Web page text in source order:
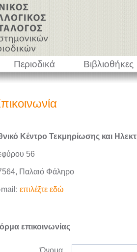
Περιοδικά Βιβλιοθήκες
Κέντρο Τεκμηρίωσης και
56
Παλαιό Φάληρο
mail: επιλέξτε εδώ
επικοινωνίας
Όνομα